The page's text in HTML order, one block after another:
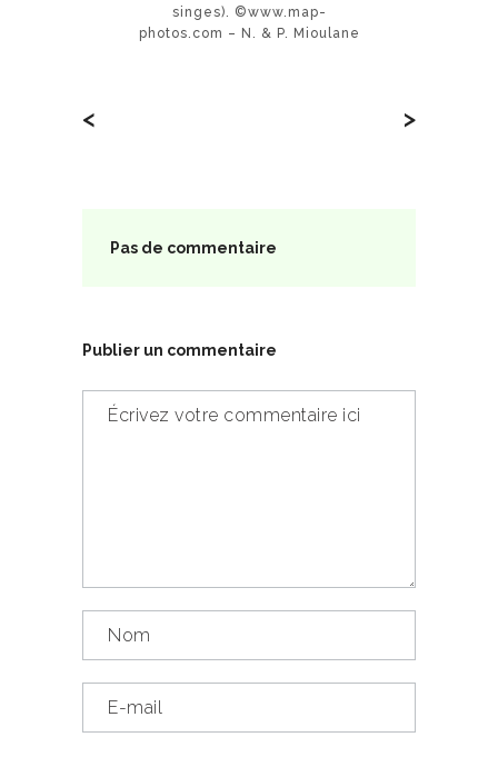
singes). ©www.map-
photos.com – N. & P. Mioulane
< >
Pas de commentaire
Publier un commentaire